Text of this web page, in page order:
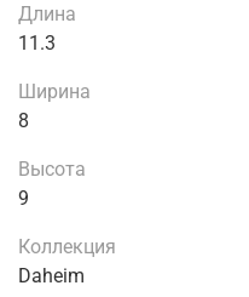
Длина
11.3
Ширина
8
Высота
9
Коллекция
Daheim